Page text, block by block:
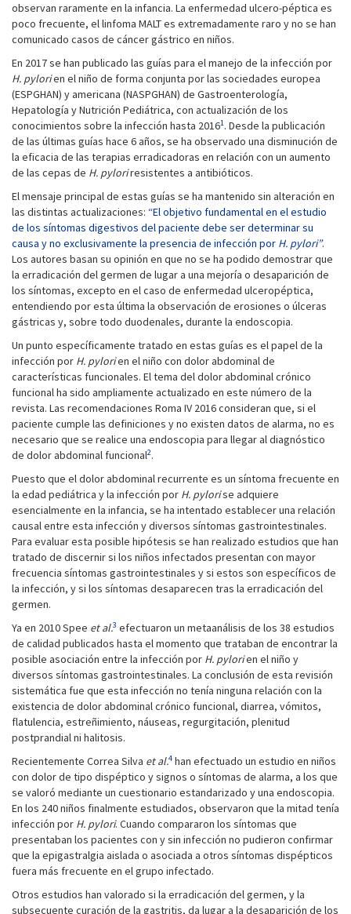
observan raramente en la infancia. La enfermedad ulcero-péptica es
poco frecuente, el linfoma MALT es extremadamente raro y no se han
comunicado casos de cáncer gástrico en niños.
En 2017 se han publicado las guías para el manejo de la infección por
H. pylorien el niño de forma conjunta por las sociedades europea
(ESPGHAN) y americana (NASPGHAN) de Gastroenterología,
Hepatología y Nutrición Pediátrica, con actualización de los
conocimientos sobre la infección hasta 20161. Desde la publicación
de las últimas guías hace 6 años, se ha observado una disminución de
la eficacia de las terapias erradicadoras en relación con un aumento
de las cepas de H. pyloriresistentes a antibióticos.
El mensaje principal de estas guías se ha mantenido sin alteración en
las distintas actualizaciones: “El objetivo fundamental en el estudio
de los síntomas digestivos del paciente debe ser determinar su
causa y no exclusivamente la presencia de infección por H. pylori”.
Los autores basan su opinión en que no se ha podido demostrar que
la erradicación del germen de lugar a una mejoría o desaparición de
los síntomas, excepto en el caso de enfermedad ulceropéptica,
entendiendo por esta última la observación de erosiones o úlceras
gástricas y, sobre todo duodenales, durante la endoscopia.
Un punto específicamente tratado en estas guías es el papel de la
infección por H. pylorien el niño con dolor abdominal de
características funcionales. El tema del dolor abdominal crónico
funcional ha sido ampliamente actualizado en este número de la
revista. Las recomendaciones Roma IV 2016 consideran que, si el
paciente cumple las definiciones y no existen datos de alarma, no es
necesario que se realice una endoscopia para llegar al diagnóstico
de dolor abdominal funcional2.
Puesto que el dolor abdominal recurrente es un síntoma frecuente en
la edad pediátrica y la infección por H. pylorise adquiere
esencialmente en la infancia, se ha intentado establecer una relación
causal entre esta infección y diversos síntomas gastrointestinales.
Para evaluar esta posible hipótesis se han realizado estudios que han
tratado de discernir si los niños infectados presentan con mayor
frecuencia síntomas gastrointestinales y si estos son específicos de
la infección, y si los síntomas desaparecen tras la erradicación del
germen.
Ya en 2010 Spee et al.3 efectuaron un metaanálisis de los 38 estudios
de calidad publicados hasta el momento que trataban de encontrar la
posible asociación entre la infección por H. pylorien el niño y
diversos síntomas gastrointestinales. La conclusión de esta revisión
sistemática fue que esta infección no tenía ninguna relación con la
existencia de dolor abdominal crónico funcional, diarrea, vómitos,
flatulencia, estreñimiento, náuseas, regurgitación, plenitud
postprandial ni halitosis.
Recientemente Correa Silva et al.4 han efectuado un estudio en niños
con dolor de tipo dispéptico y signos o síntomas de alarma, a los que
se valoró mediante un cuestionario estandarizado y una endoscopia.
En los 240 niños finalmente estudiados, observaron que la mitad tenía
infección por H. pylori. Cuando compararon los síntomas que
presentaban los pacientes con y sin infección no pudieron confirmar
que la epigastralgia aislada o asociada a otros síntomas dispépticos
fuera más frecuente en el grupo infectado.
Otros estudios han valorado si la erradicación del germen, y la
subsecuente curación de la gastritis, da lugar a la desaparición de los